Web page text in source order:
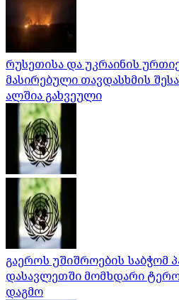
რუსეთისა და უკრაინის
მასირებული თავდასხმის
ალშია გახვეული
გაეროს უშიშროების საბჭომ
დასავლეთში მომხდარი
დაგმო